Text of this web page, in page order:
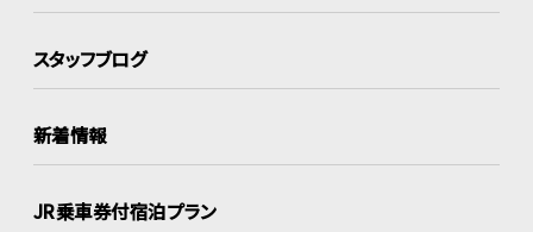
スタッフブログ
新着情報
JR乗車券付宿泊プラン